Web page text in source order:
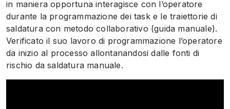
in maniera opportuna interagisce con l’operatore
durante la programmazione dei task e le traiettorie di
saldatura con metodo collaborativo (guida manuale).
Verificato il suo lavoro di programmazione l’operatore
da inizio al processo allontanandosi dalle fonti di
rischio da saldatura manuale.